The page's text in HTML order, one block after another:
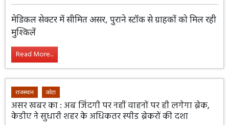
मेडिकल सेक्टर में सीमित असर, पुराने स्टॉक से ग्राहकों को मिल रही
मुश्किलें
Read More...
राजस्थान कोटा
असर खबर का : अब जिंदगी पर नहीं वाहनों पर ही लगेगा ब्रेक,
केडीए ने सुधारी शहर के अधिकतर स्पीड ब्रेकरों की दशा